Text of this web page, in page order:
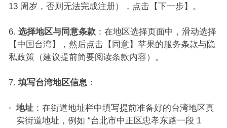
13 周岁，否则无法完成注册），点击【下一步】。​
选择地区与同意条款：在地区选择页面中，滑动选择
【中国台湾】，然后点击【同意】苹果的服务条款与隐
私政策（建议提前简要阅读条款内容）。​
填写台湾地区信息 ：​
地址：在街道地址栏中填写提前准备好的台湾地区真
实街道地址，例如 “台北市中正区忠孝东路一段 1